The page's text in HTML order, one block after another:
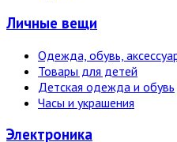
Личные вещи
Одежда, обувь,
Товары для детей
Детская одежда и обувь
Часы и украшения
Электро­ника